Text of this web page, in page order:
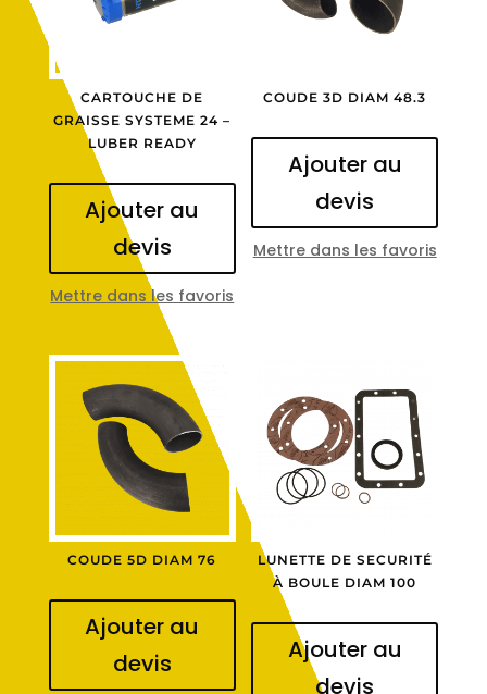
CARTOUCHE DE
GRAISSE SYSTEME 24 –
LUBER READY
Ajouter au
devis
Mettre dans les favoris
COUDE 3D DIAM 48.3
Ajouter au
devis
Mettre dans les favoris
COUDE 5D DIAM 76
Ajouter au
devis
LUNETTE DE SECURITÉ
À BOULE DIAM 100
Ajouter au
devis